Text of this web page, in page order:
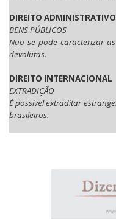
DIREITO ADMINISTRATIVO
BENS PÚBLICOS
Não se pode caracterizar
devolutas.
DIREITO INTERNACIONAL
EXTRADIÇÃO
É possível extraditar
brasileiros.